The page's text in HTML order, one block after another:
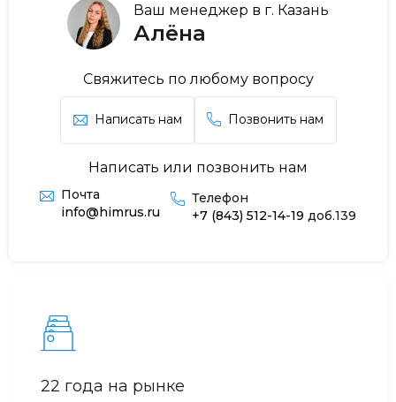
Ваш менеджер в г. Казань
Алёна
Свяжитесь по любому вопросу
Написать нам Позвонить нам
Написать или позвонить нам
Почта
info@himrus.ru
Телефон
+7 (843) 512-14-19 доб.139
22 года на рынке